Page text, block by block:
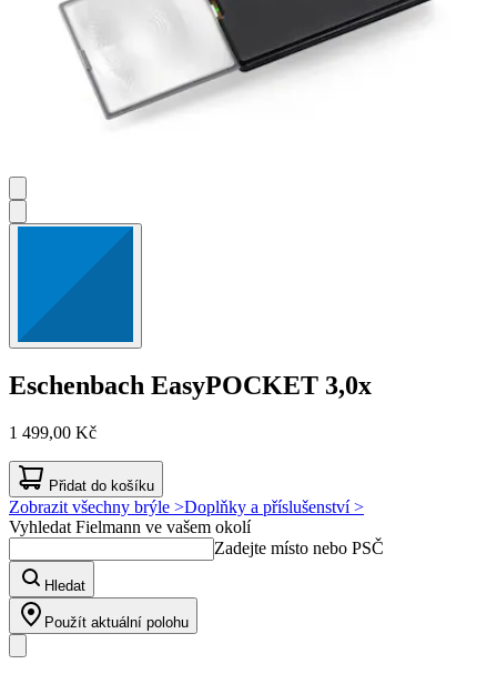
Eschenbach EasyPOCKET 3,0x
1 499,00 Kč
Přidat do košíku
Zobrazit všechny brýle >Doplňky a příslušenství >
Vyhledat Fielmann ve vašem okolí
Zadejte místo nebo PSČ
Hledat
Použít aktuální polohu